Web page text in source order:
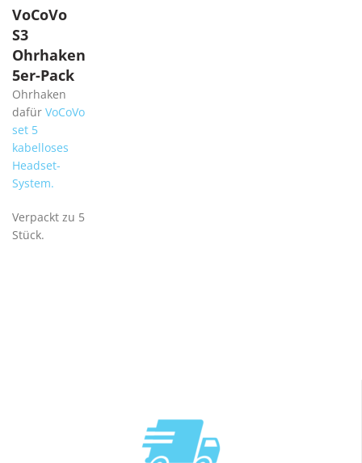
VoCoVo
S3
Ohrhaken
5er-Pack
Ohrhaken
dafür VoCoVo
set 5
kabelloses
Headset-
System.
Verpackt zu 5
Stück.